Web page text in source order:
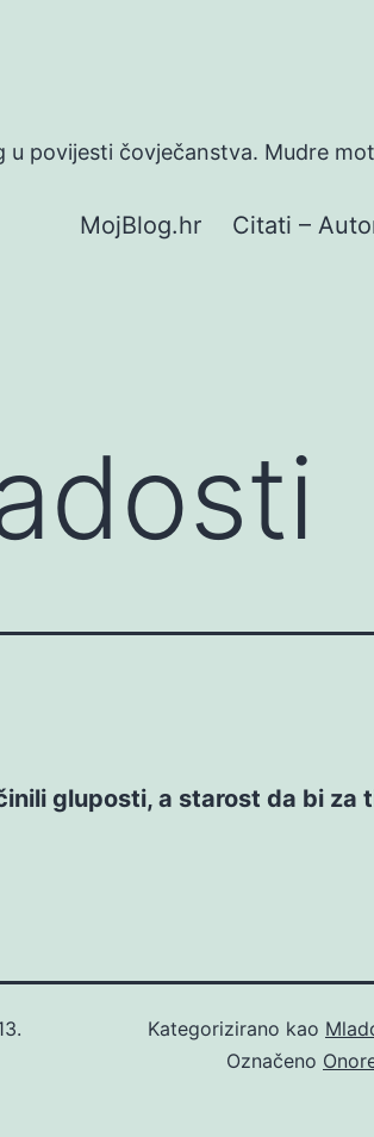
povijesti čovječanstva. Mudre
MojBlog.hr Citati –
gluposti, a starost da bi za
Kategorizirano kao
Označeno